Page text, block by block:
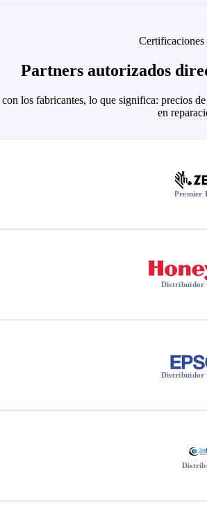
Certificaciones
Partners autorizados
con los fabricantes, lo que significa: precios
en
Premier
Distribuidor
Distribuidor